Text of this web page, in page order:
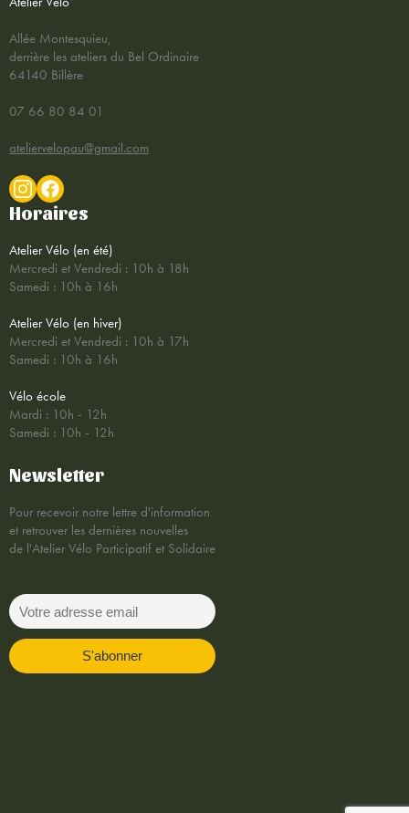
Allée Montesquieu,
derrière les ateliers du Bel Ordinaire
64140 Billère
07 66 80 84 01
ateliervelopau@gmail.com
Horaires
Atelier Vélo (en été)
Mercredi et Vendredi : 10h à 18h
Samedi : 10h à 16h
Atelier Vélo (en hiver)
Mercredi et Vendredi : 10h à 17h
Samedi : 10h à 16h
Vélo école
Mardi : 10h - 12h
Samedi : 10h - 12h
Newsletter
Pour recevoir notre lettre d'information
et retrouver les dernières nouvelles
de l'Atelier Vélo Participatif et Solidaire